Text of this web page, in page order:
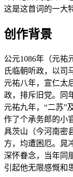
这是这首词的一大
创作背景
公元1086年（元祐
氏临朝听政，以司
元祐八年，宣仁太
政，排斥旧党。同
元祐九年，“二苏”
作了个承务郎的小
具茨山（今河南密
方，均遭困厄。晁
深怀眷念，当年同
引起他无限感慨和